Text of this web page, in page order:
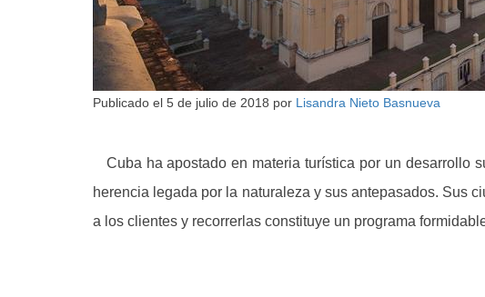
Publicado el 5 de julio de 2018 por Lisandra Nieto Basnueva
Cuba ha apostado en materia turística por un desarrollo
herencia legada por la naturaleza y sus antepasados. Sus
a los clientes y recorrerlas constituye un programa